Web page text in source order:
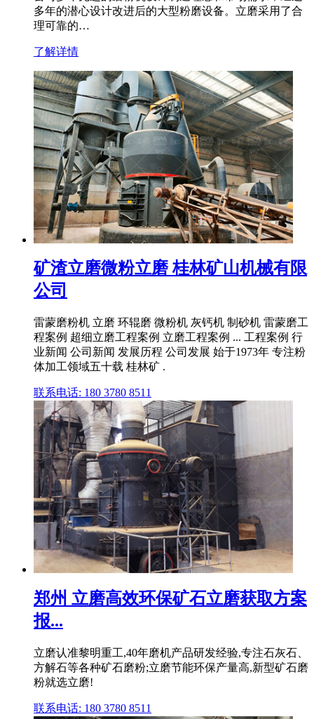
多年的潜心设计改进后的大型粉磨设备。立磨采用了合
理可靠的…
了解详情
矿渣立磨微粉立磨 桂林矿山机械有限
公司
雷蒙磨粉机 立磨 环辊磨 微粉机 灰钙机 制砂机 雷蒙磨工
程案例 超细立磨工程案例 立磨工程案例 ... 工程案例 行
业新闻 公司新闻 发展历程 公司发展 始于1973年 专注粉
体加工领域五十载 桂林矿 .
联系电话: 180 3780 8511
郑州 立磨高效环保矿石立磨获取方案
报...
立磨认准黎明重工,40年磨机产品研发经验,专注石灰石、
方解石等各种矿石磨粉;立磨节能环保产量高,新型矿石磨
粉就选立磨!
联系电话: 180 3780 8511